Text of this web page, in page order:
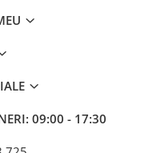
09:00 - 17:30